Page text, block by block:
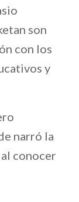
son
con los
y
narró la
conocer